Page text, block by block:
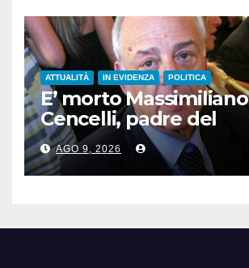
ATTUALITÀ IN EVIDENZA POLITICA
E’ morto Massimiliano
Cencelli, padre del
“manuale” omonimo
AGO 9, 2026